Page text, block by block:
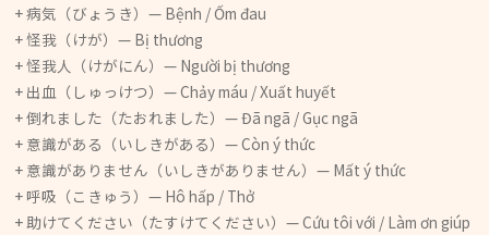
+ 病気（びょうき）— Bệnh / Ốm đau
+ 怪我（けが）— Bị thương
+ 怪我人（けがにん）— Người bị thương
+ 出血（しゅっけつ）— Chảy máu / Xuất huyết
+ 倒れました（たおれました）— Đã ngã / Gục ngã
+ 意識がある（いしきがある）— Còn ý thức
+ 意識がありません（いしきがありません）— Mất ý thức
+ 呼吸（こきゅう）— Hô hấp / Thở
+ 助けてください（たすけてください）— Cứu tôi với / Làm ơn giúp